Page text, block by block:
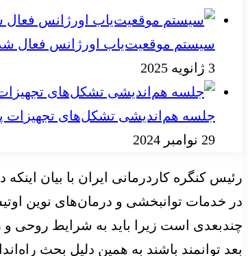
سیستم موقعیت‌یاب اورژانس فعال
3 ژانویه 2025
جلسه هم‌اندیشی تشکل‌های تجهیزات
29 نوامبر 2024
رئیس کنگره کاردرمانی ایران با بیان
در خدمات توانبخشی و درمان‌های نوین
چندبعدی است زیرا باید به شرایط روحی و
بعد توانمند باشند به همین دلیل بحث